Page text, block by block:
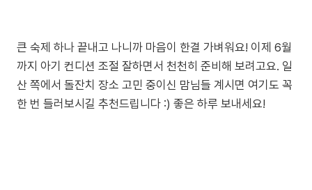
큰 숙제 하나 끝내고 나니까 마음이 한결 가벼워요! 이제 6월
까지 아기 컨디션 조절 잘하면서 천천히 준비해 보려고요. 일
산 쪽에서 돌잔치 장소 고민 중이신 맘님들 계시면 여기도 꼭
한 번 들러보시길 추천드립니다 :) 좋은 하루 보내세요!